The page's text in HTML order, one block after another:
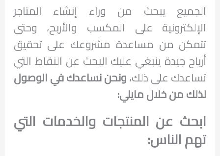
الجميع يبحث من وراء إنشاء المتاجر
الإلكترونية على المكسب والأربح، وحتى
تتمكن من مساعدة مشروعك على تحقيق
أرباح جيدة ينبغي عليك البحث عن النقاط التي
تساعدك على ذلك،ونحن نساعدك في الوصول
لذلك من خلال مايلي:
ابحث عن المنتجات والخدمات التي
تهم الناس: